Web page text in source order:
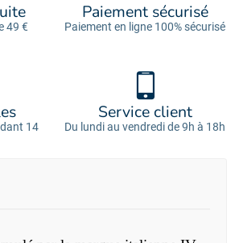
49 €
Paiement sécurisé
Paiement en ligne 100% sécurisé
14
Service client
Du lundi au vendredi de 9h à 18h